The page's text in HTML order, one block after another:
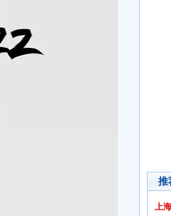
推
上